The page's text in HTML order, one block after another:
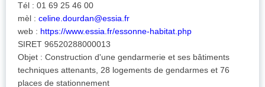
Tél : 01 69 25 46 00
mèl : celine.dourdan@essia.fr
web : https://www.essia.fr/essonne-habitat.php
SIRET 96520288000013
Objet : Construction d'une gendarmerie et ses bâtiments
techniques attenants, 28 logements de gendarmes et 76
places de stationnement